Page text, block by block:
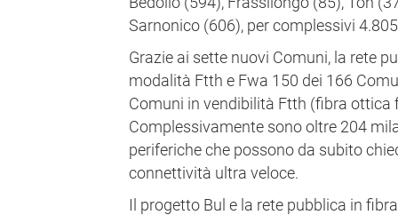
Sarnonico (606), per complessivi
Grazie ai sette nuovi Comuni, la rete
modalità Ftth e Fwa 150 dei 166
Comuni in vendibilità Ftth (fibra ottica
Complessivamente sono oltre 204
periferiche che possono da subito
connettività ultra veloce.
Il progetto Bul e la rete pubblica in